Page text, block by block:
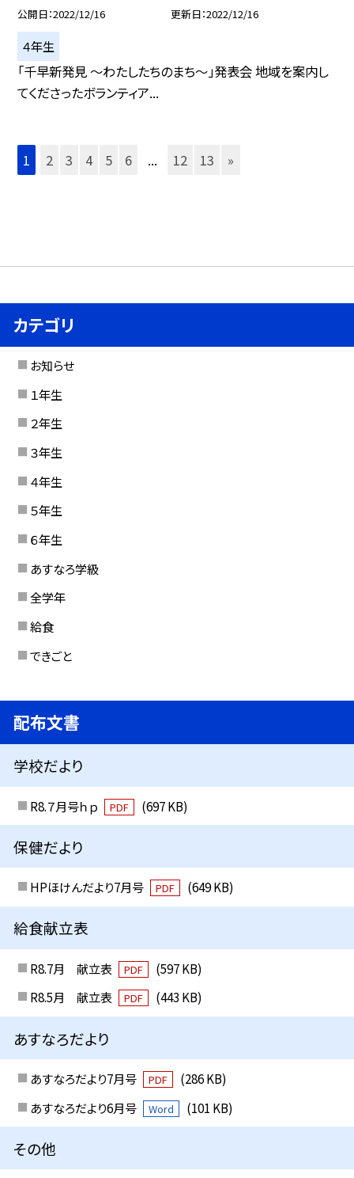
公開日 2022/12/16 更新日 2022/12/16
４年生
「千早新発見 〜わたしたちのまち〜」発表会 地域を案内し
てくださったボランティア...
1 2 3 4 5 6 ... 12 13 »
カテゴリ
お知らせ
１年生
２年生
３年生
４年生
５年生
６年生
あすなろ学級
全学年
給食
できごと
配布文書
学校だより
R8.７月号ｈｐ PDF (697 KB)
保健だより
HPほけんだより7月号 PDF (649 KB)
給食献立表
R8.7月 献立表 PDF
(597 KB)
R8.5月 献立表
PDF (443 KB)
あすなろだより
あすなろだより7月号 PDF
(286 KB)
あすなろだより6月号
Word (101 KB)
その他